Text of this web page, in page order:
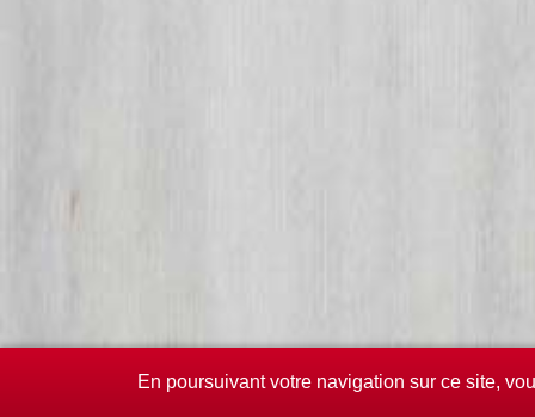
En poursuivant votre navigation sur ce site,